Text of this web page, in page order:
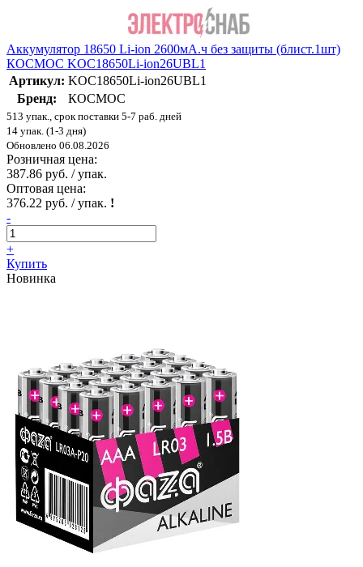
Аккумулятор 18650 Li-ion 2600мА.ч без защиты (блист.1шт)
КОСМОС KOC18650Li-ion26UBL1
Артикул: KOC18650Li-ion26UBL1
Бренд:
КОСМОС
513 упак., срок поставки 5-7 раб. дней
14 упак. (1-3 дня)
Обновлено 06.08.2026
Розничная цена:
387.86 руб. / упак.
Оптовая цена:
376.22 руб. / упак. !
-
+
Купить
Новинка